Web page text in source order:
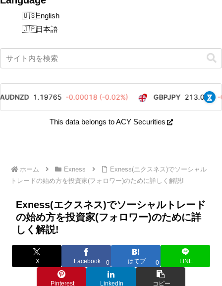
English
日本語
This data belongs to ACY Securities
ホーム Exness
Exness(エクスネス)でソーシャル
トレードの始め方を投資家(フォロワー)のために詳しく解説!
Exness(エクスネス)でソーシャルトレード
の始め方を投資家(フォロワー)のために詳
しく解説!
X Facebook 0 はてブ 0 LINE
Pinterest LinkedIn コピー